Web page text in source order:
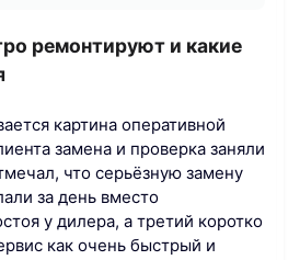
ремонтируют и какие
картина оперативной
замена и проверка заняли
что серьёзную замену
за день вместо
у дилера, а третий коротко
как очень быстрый и